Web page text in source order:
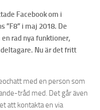
Facebook om i
”F8” i maj 2018. De
rad nya funktioner,
Nu är det fritt
med en person som
tråd med. Det går även
att kontakta en via